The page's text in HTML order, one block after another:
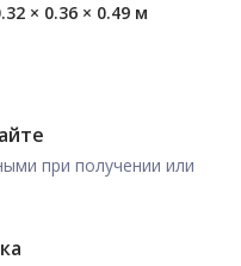
× 0.36 × 0.49 м
при получении или